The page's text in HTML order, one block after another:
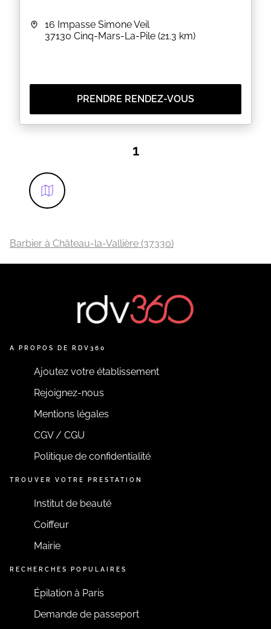
16 Impasse Simone Veil
37130 Cinq-Mars-La-Pile (21.3 km)
PRENDRE RENDEZ-VOUS
1
Barbier à Château-la-Vallière (37330)
A PROPOS DE RDV360
Ajoutez votre établissement
Rejoignez-nous
Mentions légales
CGV / CGU
Politique de confidentialité
TROUVER VOTRE PRESTATION
Institut de beauté
Coiffeur
Mairie
RECHERCHES POPULAIRES
Épilation à Paris
Demande de passeport